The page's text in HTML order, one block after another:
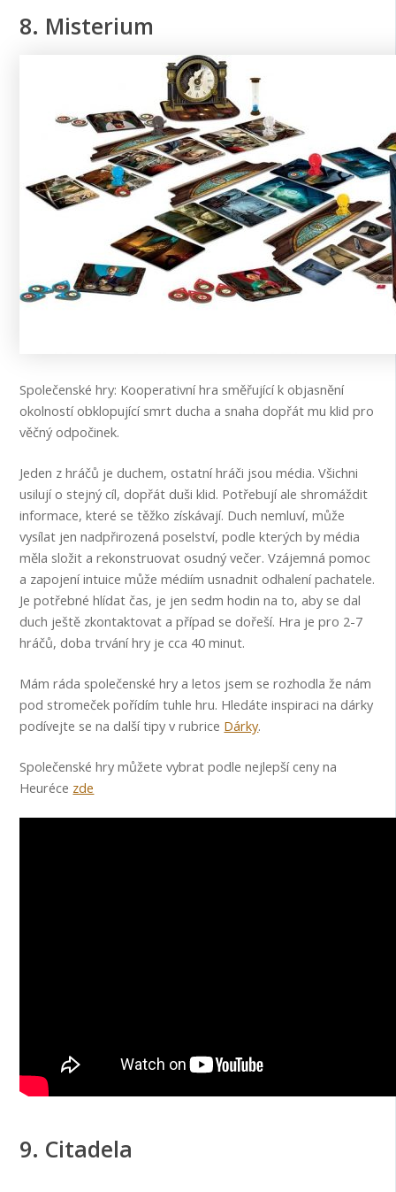
8. Misterium
Společenské hry: Kooperativní hra směřující k objasnění
okolností obklopující smrt ducha a snaha dopřát mu klid pro
věčný odpočinek.
Jeden z hráčů je duchem, ostatní hráči jsou média. Všichni
usilují o stejný cíl, dopřát duši klid. Potřebují ale shromáždit
informace, které se těžko získávají. Duch nemluví, může
vysílat jen nadpřirozená poselství, podle kterých by média
měla složit a rekonstruovat osudný večer. Vzájemná pomoc
a zapojení intuice může médiím usnadnit odhalení pachatele.
Je potřebné hlídat čas, je jen sedm hodin na to, aby se dal
duch ještě zkontaktovat a případ se dořeší. Hra je pro 2-7
hráčů, doba trvání hry je cca 40 minut.
Mám ráda společenské hry a letos jsem se rozhodla že nám
pod stromeček pořídím tuhle hru. Hledáte inspiraci na dárky
podívejte se na další tipy v rubrice Dárky.
Společenské hry můžete vybrat podle nejlepší ceny na
Heuréce zde
9. Citadela